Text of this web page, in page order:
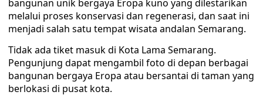
bangunan unik bergaya Eropa kuno yang dilestarikan
melalui proses konservasi dan regenerasi, dan saat ini
menjadi salah satu tempat wisata andalan Semarang.
Tidak ada tiket masuk di Kota Lama Semarang.
Pengunjung dapat mengambil foto di depan berbagai
bangunan bergaya Eropa atau bersantai di taman yang
berlokasi di pusat kota.